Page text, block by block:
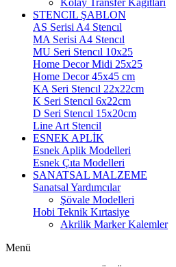
Kolay Transfer Kağıtları
STENCIL ŞABLON
AS Serisi A4 Stencıl
MA Serisi A4 Stencıl
MU Seri Stencıl 10x25
Home Decor Midi 25x25
Home Decor 45x45 cm
KA Seri Stencıl 22x22cm
K Seri Stencıl 6x22cm
D Seri Stencıl 15x20cm
Line Art Stencil
ESNEK APLİK
Esnek Aplik Modelleri
Esnek Çıta Modelleri
SANATSAL MALZEME
Sanatsal Yardımcılar
Şövale Modelleri
Hobi Teknik Kırtasiye
Akrilik Marker Kalemler
Menü